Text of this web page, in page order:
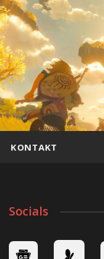
KONTAKT
Socials